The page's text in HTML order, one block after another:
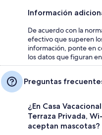
Información
De acuerdo con la
efectivo que superen
información, ponte en
los datos que figuran
Preguntas
¿En Casa
Terraza Privada,
aceptan mascotas?